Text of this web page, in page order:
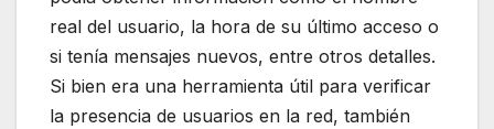
real del usuario, la hora de su último acceso o
si tenía mensajes nuevos, entre otros detalles.
Si bien era una herramienta útil para verificar
la presencia de usuarios en la red, también